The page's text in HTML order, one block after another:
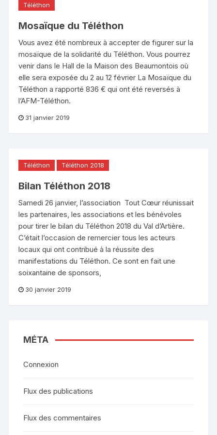
Téléthon
Mosaïque du Téléthon
Vous avez été nombreux à accepter de figurer sur la
mosaïque de la solidarité du Téléthon. Vous pourrez
venir dans le Hall de la Maison des Beaumontois où
elle sera exposée du 2 au 12 février La Mosaïque du
Téléthon a rapporté 836 € qui ont été reversés à
l’AFM-Téléthon.
31 janvier 2019
Téléthon Téléthon 2018
Bilan Téléthon 2018
Samedi 26 janvier, l’association Tout Cœur réunissait
les partenaires, les associations et les bénévoles
pour tirer le bilan du Téléthon 2018 du Val d’Artière.
C’était l’occasion de remercier tous les acteurs
locaux qui ont contribué à la réussite des
manifestations du Téléthon. Ce sont en fait une
soixantaine de sponsors,
30 janvier 2019
MÉTA
Connexion
Flux des publications
Flux des commentaires